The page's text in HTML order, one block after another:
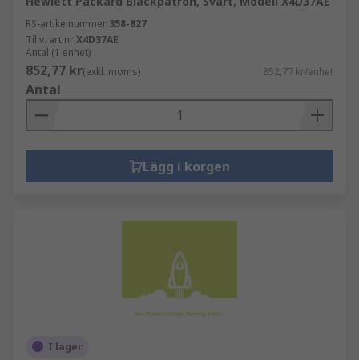
RS-artikelnummer 358-827
Tillv. art.nrX4D37AE
Antal (1 enhet)
852,77 kr(exkl. moms) 852,77 kr/enhet
Antal
Lägg i korgen
I lager